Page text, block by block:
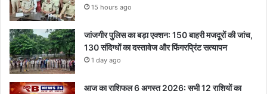
15 hours ago
जांजगीर पुलिस का बड़ा एक्शन: 150 बाहरी मजदूरों की जांच,
130 संदिग्धों का दस्तावेज और फिंगरप्रिंट सत्यापन
1 day ago
आज का राशिफल 6 अगस्त 2026: सभी 12 राशियों का